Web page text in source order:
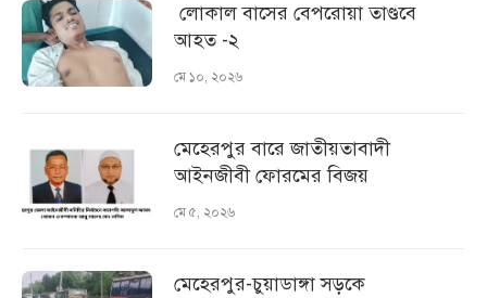
লোকাল বাসের বেপরোয়া তাণ্ডবে
আহত -২
মে ১০, ২০২৬
মেহেরপুর বারে জাতীয়তাবাদী
আইনজীবী ফোরমের বিজয়
মে ৫, ২০২৬
মেহেরপুর-চুয়াডাঙ্গা সড়কে